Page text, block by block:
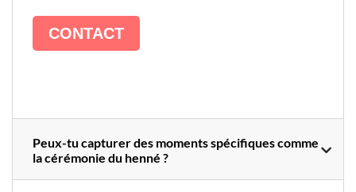
CONTACT
Peux-tu capturer des moments spécifiques comme
la cérémonie du henné ?